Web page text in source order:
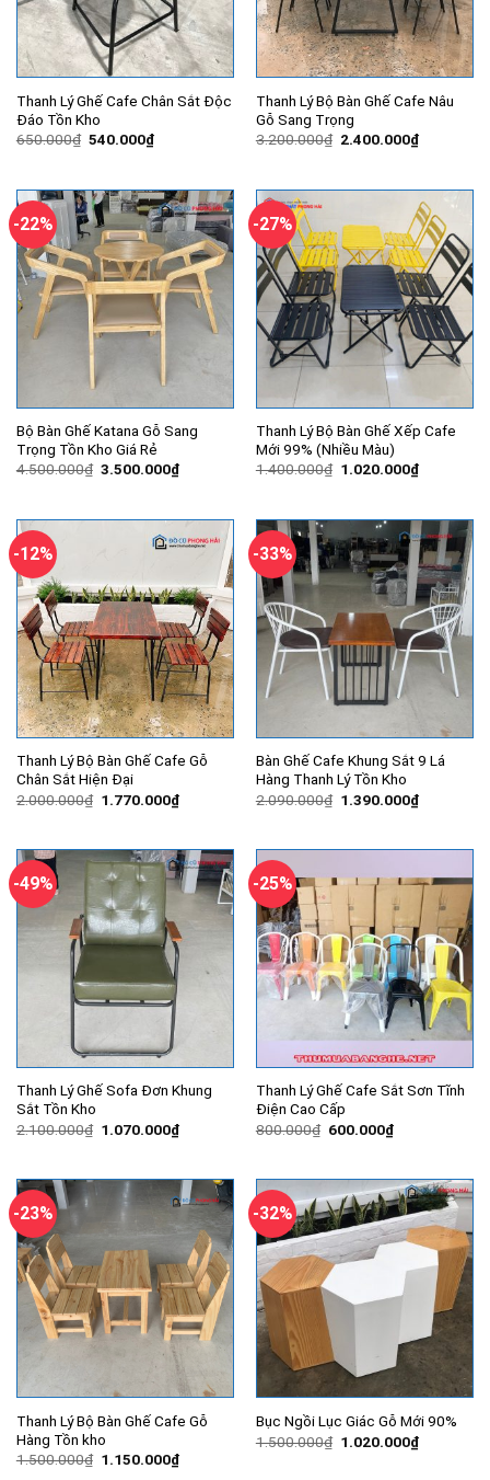
Thanh Lý Ghế Cafe Chân Sắt Độc
Đáo Tồn Kho
650.000₫ Giá
540.000₫Giá
hiện
540.000₫.
Thanh Lý Bộ Bàn Ghế Cafe Nâu
Gỗ Sang Trọng
3.200.000₫ Giá
2.400.000₫Giá
hiện
-22%
Bộ Bàn Ghế Katana Gỗ Sang
Trọng Tồn Kho Giá Rẻ
4.500.000₫ Giá
3.500.000₫Giá
hiện
3.500.000₫.
-27%
Thanh Lý Bộ Bàn Ghế Xếp Cafe
Mới 99% (Nhiều Màu)
1.400.000₫ Giá
1.020.000₫Giá
hiện
-12%
Thanh Lý Bộ Bàn Ghế Cafe Gỗ
Chân Sắt Hiện Đại
2.000.000₫ Giá
1.770.000₫Giá
hiện
1.770.000₫.
-33%
Bàn Ghế Cafe Khung Sắt 9 Lá
Hàng Thanh Lý Tồn Kho
2.090.000₫ Giá
1.390.000₫Giá
hiện
-49%
Thanh Lý Ghế Sofa Đơn Khung
Sắt Tồn Kho
2.100.000₫ Giá
1.070.000₫Giá
hiện
1.070.000₫.
-25%
Thanh Lý Ghế Cafe Sắt Sơn Tĩnh
Điện Cao Cấp
800.000₫ Giá
600.000₫Giá
hiện
600.000₫.
-23%
Thanh Lý Bộ Bàn Ghế Cafe Gỗ
Hàng Tồn kho
1.500.000₫ Giá
1.150.000₫Giá
hiện
-32%
Bục Ngồi Lục Giác Gỗ Mới 90%
1.500.000₫ Giá
1.020.000₫Giá
hiện